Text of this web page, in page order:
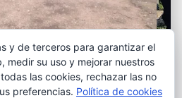
para celebrar la mejor
o soltera en Ruidera
y de terceros para garantizar el
medir su uso y mejorar nuestros
las cookies, rechazar las no
preferencias. Política de cookies